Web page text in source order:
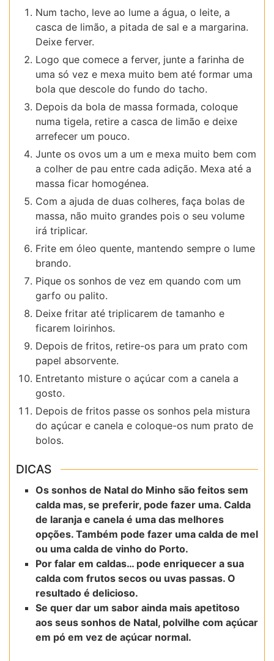
Num tacho, leve ao lume a água, o leite, a
casca de limão, a pitada de sal e a margarina.
Deixe ferver.
Logo que comece a ferver, junte a farinha de
uma só vez e mexa muito bem até formar uma
bola que descole do fundo do tacho.
Depois da bola de massa formada, coloque
numa tigela, retire a casca de limão e deixe
arrefecer um pouco.
Junte os ovos um a um e mexa muito bem com
a colher de pau entre cada adição. Mexa até a
massa ficar homogénea.
Com a ajuda de duas colheres, faça bolas de
massa, não muito grandes pois o seu volume
irá triplicar.
Frite em óleo quente, mantendo sempre o lume
brando.
Pique os sonhos de vez em quando com um
garfo ou palito.
Deixe fritar até triplicarem de tamanho e
ficarem loirinhos.
Depois de fritos, retire-os para um prato com
papel absorvente.
Entretanto misture o açúcar com a canela a
gosto.
Depois de fritos passe os sonhos pela mistura
do açúcar e canela e coloque-os num prato de
bolos.
DICAS
Os sonhos de Natal do Minho são feitos sem
calda mas, se preferir, pode fazer uma. Calda
de laranja e canela é uma das melhores
opções. Também pode fazer uma calda de mel
ou uma calda de vinho do Porto.
Por falar em caldas… pode enriquecer a sua
calda com frutos secos ou uvas passas. O
resultado é delicioso.
Se quer dar um sabor ainda mais apetitoso
aos seus sonhos de Natal, polvilhe com açúcar
em pó em vez de açúcar normal.